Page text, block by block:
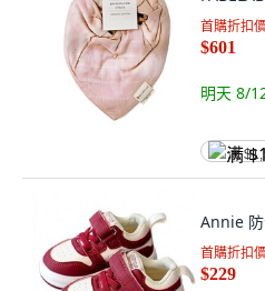
首購折扣
$601
明天 8/
满
Annie
首購折扣
$229